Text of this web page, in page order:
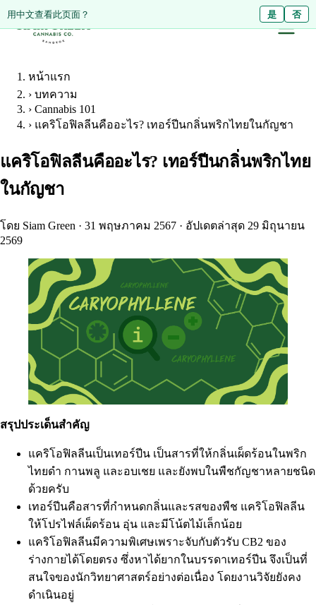
Diese Seite auf Deutsch ansehen? Nein
用中文查看此页面？ 是 否
หน้าแรก
› บทความ
› Cannabis 101
› แคริโอฟิลลีนคืออะไร? เทอร์ปีนกลิ่นพริกไทยในกัญชา
แคริโอฟิลลีนคืออะไร? เทอร์ปีนกลิ่นพริกไทย
ในกัญชา
โดย Siam Green · 31 พฤษภาคม 2567 · อัปเดตล่าสุด 29 มิถุนายน
2569
สรุปประเด็นสำคัญ
แคริโอฟิลลีนเป็นเทอร์ปีน เป็นสารที่ให้กลิ่นเผ็ดร้อนในพริก
ไทยดำ กานพลู และอบเชย และยังพบในพืชกัญชาหลายชนิด
ด้วยครับ
เทอร์ปีนคือสารที่กำหนดกลิ่นและรสของพืช แคริโอฟิลลีน
ให้โปรไฟล์เผ็ดร้อน อุ่น และมีโน้ตไม้เล็กน้อย
แคริโอฟิลลีนมีความพิเศษเพราะจับกับตัวรับ CB2 ของ
ร่างกายได้โดยตรง ซึ่งหาได้ยากในบรรดาเทอร์ปีน จึงเป็นที่
สนใจของนักวิทยาศาสตร์อย่างต่อเนื่อง โดยงานวิจัยยังคง
ดำเนินอยู่